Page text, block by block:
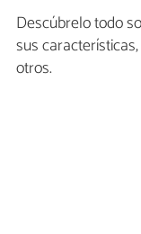
Descúbrelo todo
sus
otros.